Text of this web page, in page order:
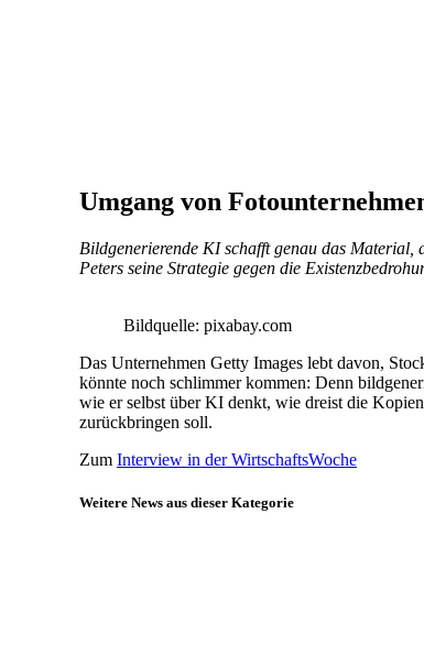
Umgang von
Bildgenerierende KI schafft genau das Material,
Peters seine Strategie gegen die
Bildquelle: pixabay.com
Das Unternehmen Getty Images lebt davon,
könnte noch schlimmer kommen: Denn
wie er selbst über KI denkt, wie dreist die
zurückbringen soll.
Zum Interview in der WirtschaftsWoche
Weitere News aus dieser Kategorie